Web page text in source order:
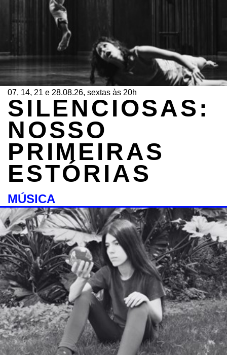
07, 14, 21 e 28.08.26, sextas às 20h
SILENCIOSAS:
NOSSO
PRIMEIRAS
ESTÓRIAS
MÚSICA